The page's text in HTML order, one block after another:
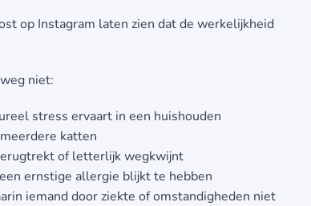
op Instagram laten zien dat de werkelijkheid
niet:
stress ervaart in een huishouden
katten
of letterlijk wegkwijnt
ernstige allergie blijkt te hebben
iemand door ziekte of omstandigheden niet